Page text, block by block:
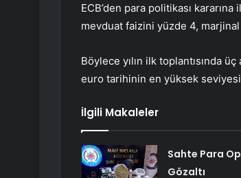
ECB’den para politikası
mevduat faizini yüzde 4,
Böylece yılın ilk toplantısında
euro tarihinin en yüksek
İlgili Makaleler
Sahte Para
Gözaltı